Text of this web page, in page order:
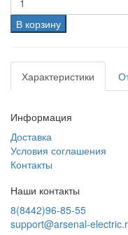
В корзину
Характеристики
Информация
Доставка
Условия соглашения
Контакты
Наши контакты
8(8442)96-85-55
support@arsenal-